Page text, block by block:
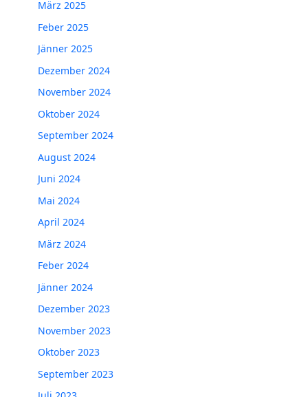
März 2025
Feber 2025
Jänner 2025
Dezember 2024
November 2024
Oktober 2024
September 2024
August 2024
Juni 2024
Mai 2024
April 2024
März 2024
Feber 2024
Jänner 2024
Dezember 2023
November 2023
Oktober 2023
September 2023